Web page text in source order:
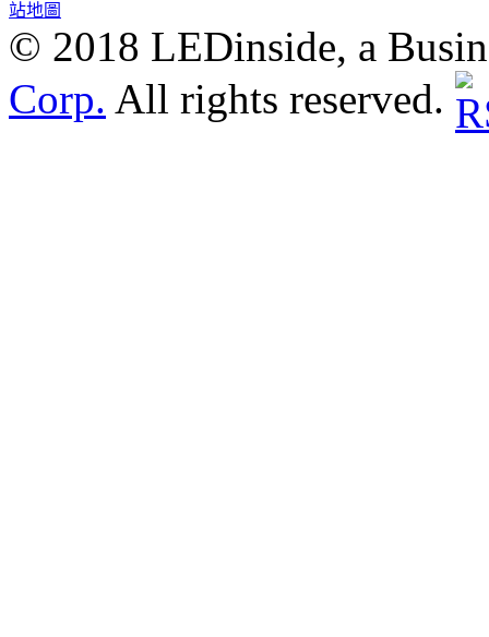
站地圖
© 2018 LEDinside, a
Corp. All rights reserved.